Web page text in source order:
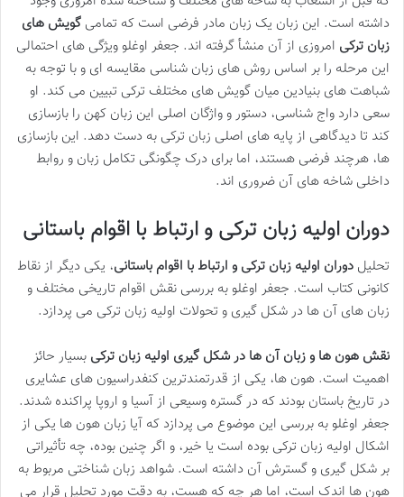
داشته است. این زبان یک زبان مادر فرضی است که تمامی گویش های
زبان ترکی امروزی از آن منشأ گرفته اند. جعفر اوغلو ویژگی های احتمالی
این مرحله را بر اساس روش های زبان شناسی مقایسه ای و با توجه به
شباهت های بنیادین میان گویش های مختلف ترکی تبیین می کند. او
سعی دارد واج شناسی، دستور و واژگان اصلی این زبان کهن را بازسازی
کند تا دیدگاهی از پایه های اصلی زبان ترکی به دست دهد. این بازسازی
ها، هرچند فرضی هستند، اما برای درک چگونگی تکامل زبان و روابط
داخلی شاخه های آن ضروری اند.
دوران اولیه زبان ترکی و ارتباط با اقوام باستانی
تحلیل دوران اولیه زبان ترکی و ارتباط با اقوام باستانی، یکی دیگر از نقاط
کانونی کتاب است. جعفر اوغلو به بررسی نقش اقوام تاریخی مختلف و
زبان های آن ها در شکل گیری و تحولات اولیه زبان ترکی می پردازد.
نقش هون ها و زبان آن ها در شکل گیری اولیه زبان ترکی بسیار حائز
اهمیت است. هون ها، یکی از قدرتمندترین کنفدراسیون های عشایری
در تاریخ باستان بودند که در گستره وسیعی از آسیا و اروپا پراکنده شدند.
جعفر اوغلو به بررسی این موضوع می پردازد که آیا زبان هون ها یکی از
اشکال اولیه زبان ترکی بوده است یا خیر، و اگر چنین بوده، چه تأثیراتی
بر شکل گیری و گسترش آن داشته است. شواهد زبان شناختی مربوط به
هون ها اندک است، اما هر چه که هست، به دقت مورد تحلیل قرار می